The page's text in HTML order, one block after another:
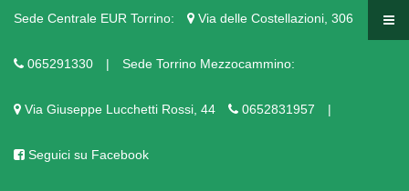
Sede Centrale EUR Torrino: Via delle Costellazioni, 306
065291330 | Sede Torrino Mezzocammino:
Via Giuseppe Lucchetti Rossi, 44 0652831957 |
Seguici su Facebook